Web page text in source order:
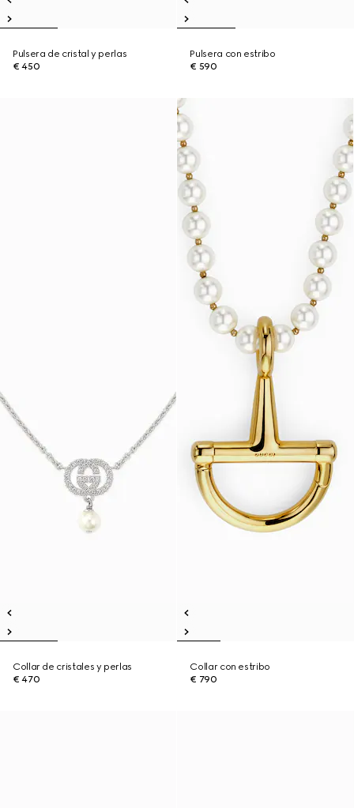
Pulsera de cristal y perlas
€ 450
Pulsera con estribo
€ 590
Collar de cristales y perlas
€ 470
Collar con estribo
€ 790